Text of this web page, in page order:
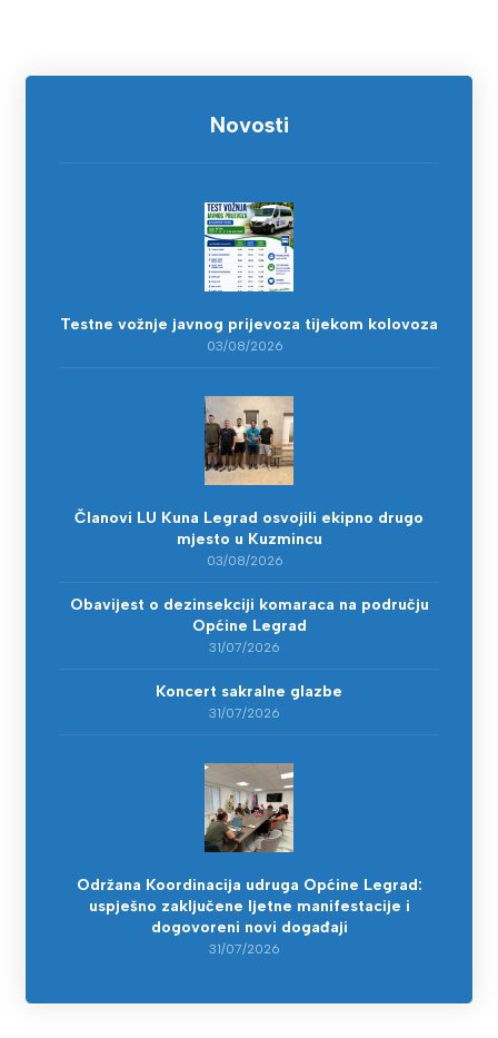
Novosti
Testne vožnje javnog prijevoza tijekom kolovoza
03/08/2026
Članovi LU Kuna Legrad osvojili ekipno drugo
mjesto u Kuzmincu
03/08/2026
Obavijest o dezinsekciji komaraca na području
Općine Legrad
31/07/2026
Koncert sakralne glazbe
31/07/2026
Održana Koordinacija udruga Općine Legrad:
uspješno zaključene ljetne manifestacije i
dogovoreni novi događaji
31/07/2026